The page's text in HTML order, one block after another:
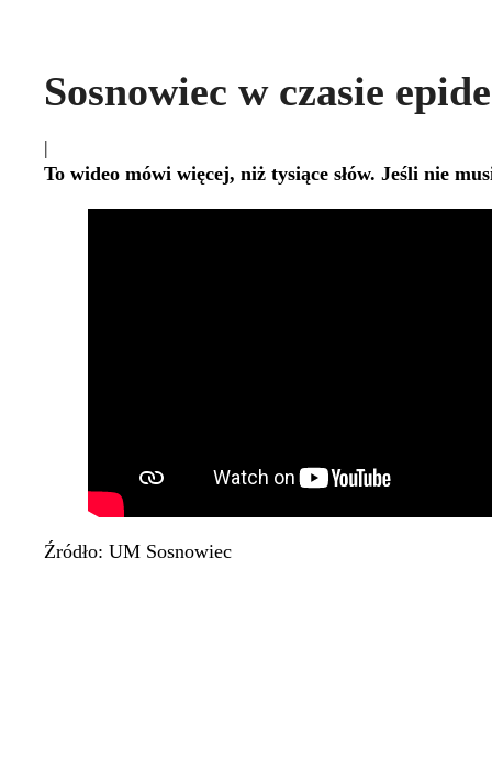
Sosnowiec w czasie
|
To wideo mówi więcej, niż tysiące słów. Jeśli nie
Źródło: UM Sosnowiec